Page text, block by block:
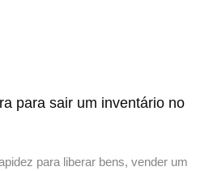
para sair um inventário no
para liberar bens, vender um